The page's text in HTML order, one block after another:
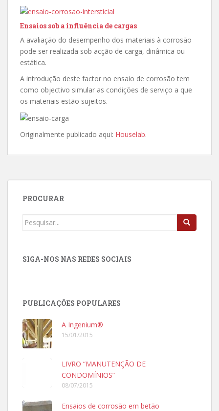
Ensaios sob a influência de cargas
A avaliação do desempenho dos materiais à corrosão
pode ser realizada sob acção de carga, dinâmica ou
estática.
A introdução deste factor no ensaio de corrosão tem
como objectivo simular as condições de serviço a que
os materiais estão sujeitos.
Originalmente publicado aqui: Houselab.
PROCURAR
Procurar
SIGA-NOS NAS REDES SOCIAIS
PUBLICAÇÕES POPULARES
A Ingenium®
15/01/2015
LIVRO “MANUTENÇÃO DE
CONDOMÍNIOS”
08/07/2015
Ensaios de corrosão em betão